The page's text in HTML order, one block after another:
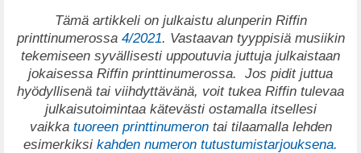
Tämä artikkeli on julkaistu alunperin Riffin
printtinumerossa 4/2021. Vastaavan tyyppisiä musiikin
tekemiseen syvällisesti uppoutuvia juttuja julkaistaan
jokaisessa Riffin printtinumerossa. Jos pidit juttua
hyödyllisenä tai viihdyttävänä, voit tukea Riffin tulevaa
julkaisutoimintaa kätevästi ostamalla itsellesi
vaikka tuoreen printtinumerontai tilaamalla lehden
esimerkiksi kahden numeron tutustumistarjouksena.